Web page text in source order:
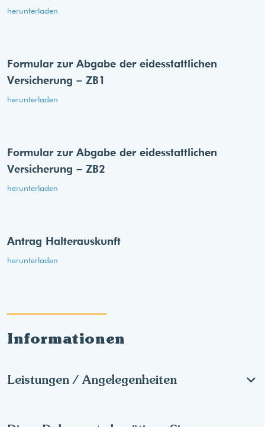
Informationen
Leistungen / Angelegenheiten
herunterladen
Formular zur Abgabe der eides­stattlichen
Versicherung – ZB1
herunterladen
Formular zur Abgabe der eides­stattlichen
Versicherung – ZB2
herunterladen
Antrag Halterauskunft
herunterladen